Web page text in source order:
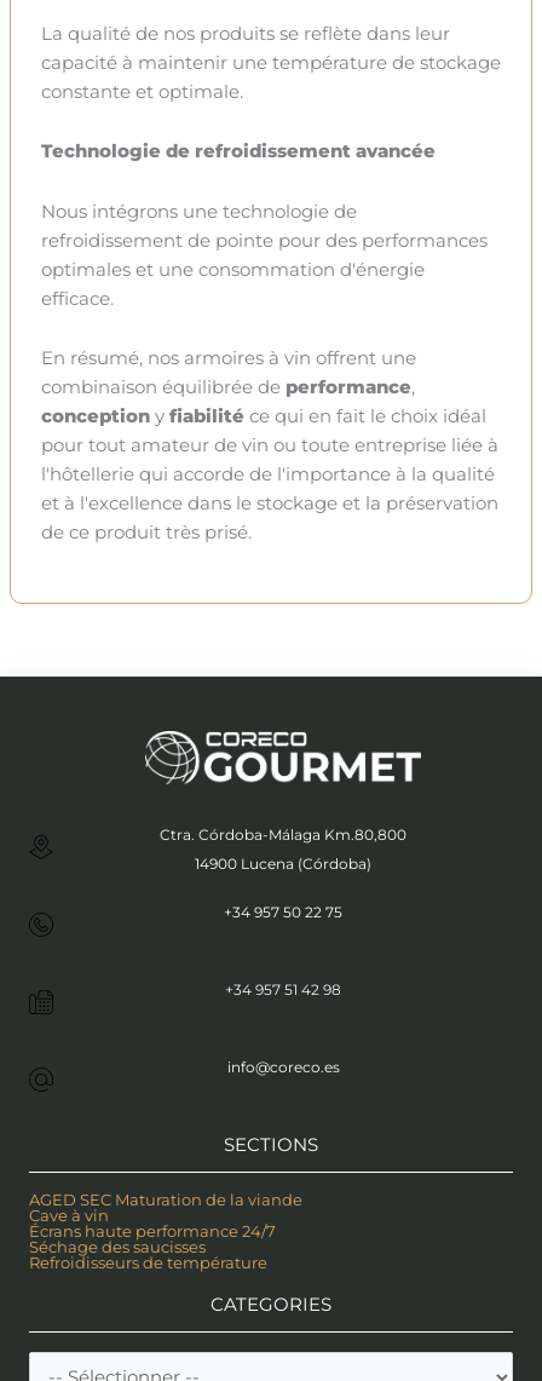
La qualité de nos produits se reflète dans leur
capacité à maintenir une température de stockage
constante et optimale.
Technologie de refroidissement avancée
Nous intégrons une technologie de
refroidissement de pointe pour des performances
optimales et une consommation d'énergie
efficace.
En résumé, nos armoires à vin offrent une
combinaison équilibrée de performance,
conception y fiabilité ce qui en fait le choix idéal
pour tout amateur de vin ou toute entreprise liée à
l'hôtellerie qui accorde de l'importance à la qualité
et à l'excellence dans le stockage et la préservation
de ce produit très prisé.
Ctra. Córdoba-Málaga Km.80,800
14900 Lucena (Córdoba)
+34 957 50 22 75
+34 957 51 42 98
info@coreco.es
SECTIONS
AGED SEC Maturation de la viande
Cave à vin
Écrans haute performance 24/7
Séchage des saucisses
Refroidisseurs de température
CATEGORIES